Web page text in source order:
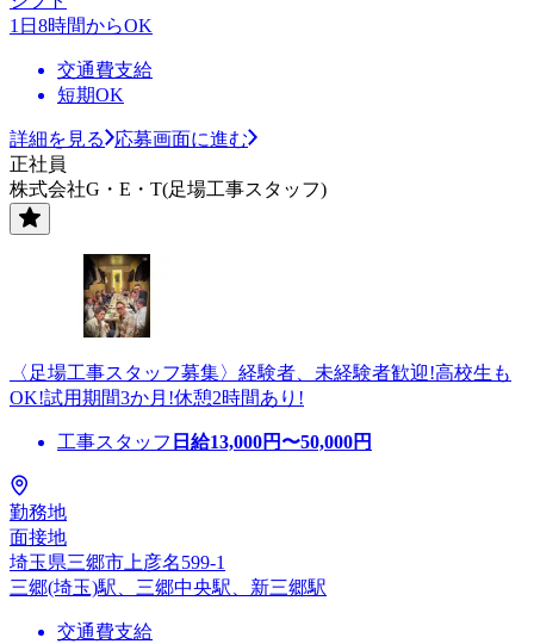
1日8時間からOK
交通費支給
短期OK
詳細を見る
応募画面に進む
正社員
株式会社G・E・T(足場工事スタッフ)
〈足場工事スタッフ募集〉経験者、未経験者歓迎!高校生も
OK!試用期間3か月!休憩2時間あり!
工事スタッフ 日給13,000円〜50,000円
勤務地
面接地
埼玉県三郷市上彦名599-1
三郷(埼玉)駅、三郷中央駅、新三郷駅
交通費支給